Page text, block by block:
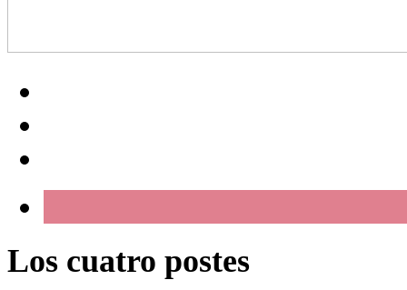
Los cuatro postes